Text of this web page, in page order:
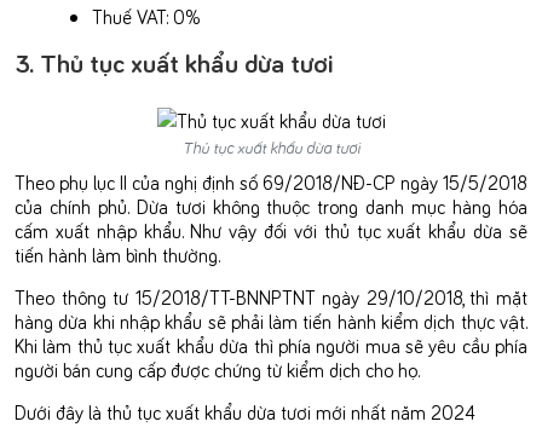
Thuế VAT: 0%
3. Thủ tục xuất khẩu dừa tươi
Thủ tục xuất khẩu dừa tươi
Theo phụ lục II của nghị định số 69/2018/NĐ-CP ngày 15/5/2018
của chính phủ. Dừa tươi không thuộc trong danh mục hàng hóa
cấm xuất nhập khẩu. Như vậy đối với thủ tục xuất khẩu dừa sẽ
tiến hành làm bình thường.
Theo thông tư 15/2018/TT-BNNPTNT ngày 29/10/2018, thì mặt
hàng dừa khi nhập khẩu sẽ phải làm tiến hành kiểm dịch thực vật.
Khi làm thủ tục xuất khẩu dừa thì phía người mua sẽ yêu cầu phía
người bán cung cấp được chứng từ kiểm dịch cho họ.
Dưới đây là thủ tục xuất khẩu dừa tươi mới nhất năm 2024